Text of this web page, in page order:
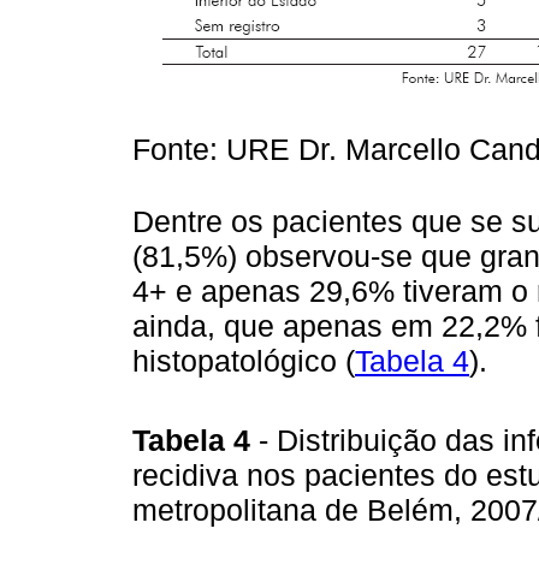
Fonte: URE Dr. Marcello
Dentre os pacientes que se
(81,5%) observou-se que
4+ e apenas 29,6% tiveram
ainda, que apenas em
histopatológico (Tabela 4).
Tabela 4 - Distribuição das
recidiva nos pacientes do
metropolitana de Belém,